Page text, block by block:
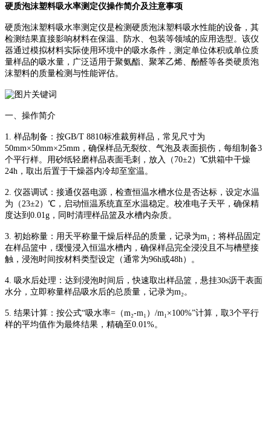
硬质泡沫塑料吸水率测定仪操作简介及注意事项
硬质泡沫塑料吸水率测定仪是检测硬质泡沫塑料吸水性能的设备，其
检测结果直接影响材料在保温、防水、包装等领域的应用选型。该仪
器通过模拟材料实际使用环境中的吸水条件，测定单位体积或单位质
量样品的吸水量，广泛适用于聚氨酯、聚苯乙烯、酚醛等各类硬质泡
沫塑料的质量检测与性能评估。
一、操作简介
1. 样品制备：按GB/T 8810标准裁剪样品，常见尺寸为
50mm×50mm×25mm，确保样品无裂纹、气泡及表面损伤，每组制备3
个平行样。用砂纸轻磨样品表面毛刺，放入（70±2）℃烘箱中干燥
24h，取出后置于干燥器内冷却至室温。
2. 仪器调试：接通仪器电源，检查恒温水槽水位是否达标，设定水温
为（23±2）℃，启动恒温系统直至水温稳定。校准电子天平，确保精
度达到0.01g，同时清理样品篮及水槽内杂质。
3. 初始称量：用天平称量干燥后样品的质量，记录为m₁；将样品固定
在样品篮中，缓慢浸入恒温水槽内，确保样品完全浸没且不与槽壁接
触，浸泡时间按材料类型设定（通常为96h或48h）。
4. 吸水后处理：达到浸泡时间后，快速取出样品篮，悬挂30s沥干表面
水分，立即称量样品吸水后的总质量，记录为m₂。
5. 结果计算：按公式“吸水率=（m₂-m₁）/m₁×100%”计算，取3个平行
样的平均值作为最终结果，精确至0.01%。